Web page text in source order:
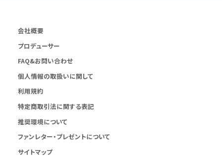
会社概要
プロデューサー
FAQ&お問い合わせ
個人情報の取扱いに関して
利用規約
特定商取引法に関する表記
推奨環境について
ファンレター・プレゼントについて
サイトマップ